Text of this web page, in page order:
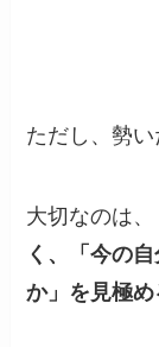
ただし、勢い
大切なのは、
く、「今の
か」を見極め